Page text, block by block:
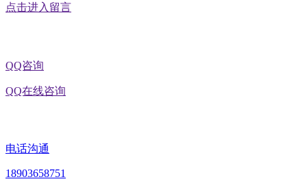
点击进入留言
QQ咨询
QQ在线咨询
电话沟通
18903658751